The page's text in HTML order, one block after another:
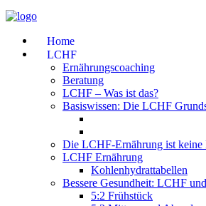
Home
LCHF
Ernährungscoaching
Beratung
LCHF – Was ist das?
Basiswissen: Die LCHF
Die LCHF-Ernährung ist keine
LCHF Ernährung
Kohlenhydrattabellen
Bessere Gesundheit: LCHF
5:2 Frühstück